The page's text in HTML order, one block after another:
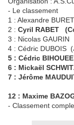
- Le classement
1 : Alexandre
2 : Cyril RABET
3 : Nicolas GAURIN
4 : Cédric DUBOIS
5 : Cédric
6 : Mickaël
7 : Jérôme
12 : Maxime
- Classement